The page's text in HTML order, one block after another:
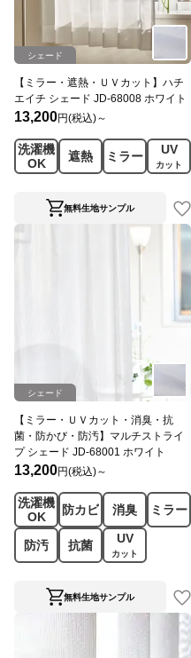
シェード
【ミラー・遮熱・ＵＶカット】ハチ
エイチ シェード JD-68008 ホワイト
13,200円(税込)～
洗濯機
OK
遮熱 ミラー UV
カット
無料生地サンプル
シェード
【ミラー・ＵＶカット・消臭・抗
菌・防かび・防汚】マルチストライ
プ シェード JD-68001 ホワイト
13,200円(税込)～
洗濯機
OK
防カビ 消臭 ミラー
防汚 抗菌 UV
カット
無料生地サンプル